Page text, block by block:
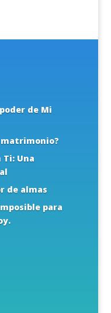
de Mi
matrimonio?
Ti: Una
de almas
para